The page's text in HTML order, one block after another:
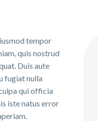
tempor
quis nostrud
Duis aute
fugiat nulla
qui officia
iste natus error